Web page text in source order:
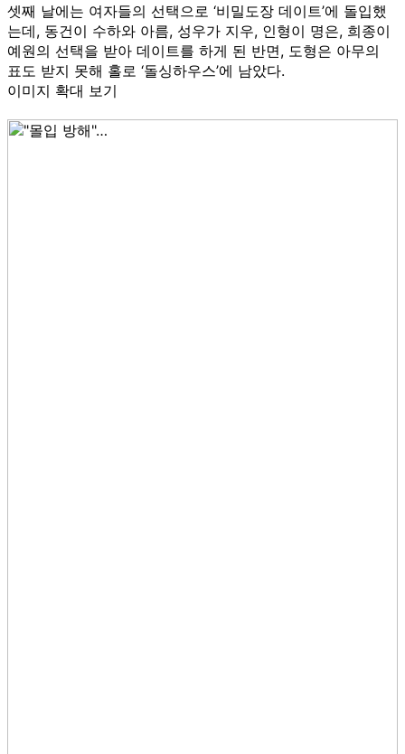
셋째 날에는 여자들의 선택으로 ‘비밀도장 데이트’에 돌입했
는데, 동건이 수하와 아름, 성우가 지우, 인형이 명은, 희종이
예원의 선택을 받아 데이트를 하게 된 반면, 도형은 아무의
표도 받지 못해 홀로 ‘돌싱하우스’에 남았다.
이미지 확대 보기